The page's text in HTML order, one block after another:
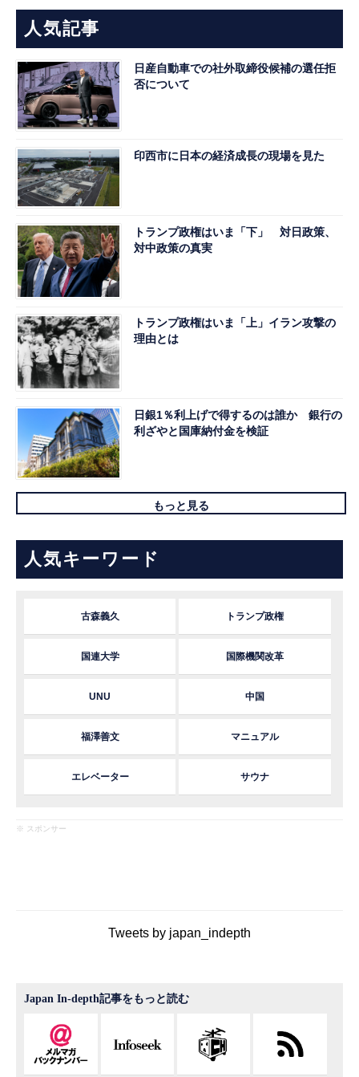
人気記事
日産自動車での社外取締役候補の選任拒
否について
印西市に日本の経済成長の現場を見た
トランプ政権はいま「下」 対日政策、
対中政策の真実
トランプ政権はいま「上」イラン攻撃の
理由とは
日銀1％利上げで得するのは誰か 銀行の
利ざやと国庫納付金を検証
もっと見る
人気キーワード
古森義久 トランプ政権
国連大学 国際機関改革
UNU 中国
福澤善文 マニュアル
エレベーター サウナ
※ スポンサー
Tweets by japan_indepth
Japan In-depth記事をもっと読む